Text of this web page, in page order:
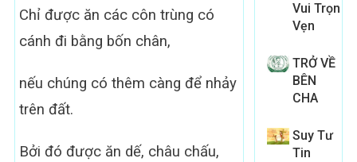
Chỉ được ăn các côn trùng có
cánh đi bằng bốn chân,
nếu chúng có thêm càng để nhảy
trên đất.
Bởi đó được ăn dế, châu chấu,
Vui Trọn
Vẹn
TRỞ VỀ
BÊN
CHA
Suy Tư
Tin